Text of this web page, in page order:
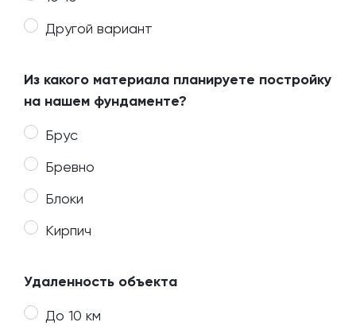
Другой вариант
Из какого материала планируете постройку
на нашем фундаменте?
Брус
Бревно
Блоки
Кирпич
Удаленность объекта
До 10 км